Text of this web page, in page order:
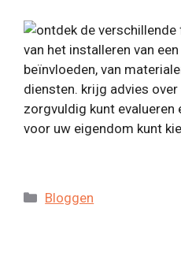
Categorieën
Bloggen